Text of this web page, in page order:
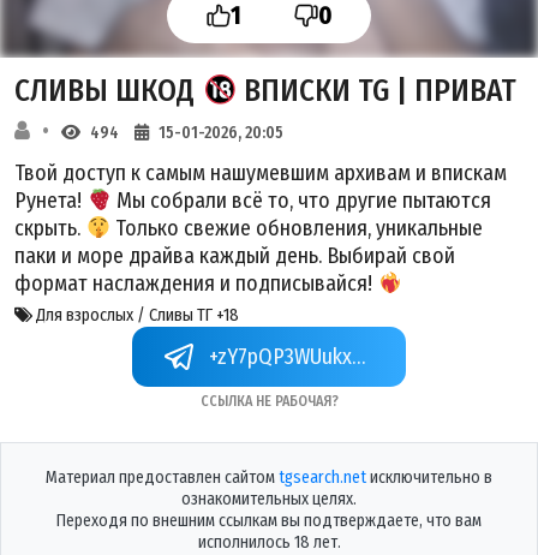
1 0
СЛИВЫ ШКОД ВПИСКИ TG | ПРИВАТ
494 15-01-2026, 20:05
Твой доступ к самым нашумевшим архивам и впискам
Рунета!
Мы собрали всё то, что другие пытаются
скрыть.
Только свежие обновления, уникальные
паки и море драйва каждый день. Выбирай свой
формат наслаждения и подписывайся!
Для взрослых / Сливы ТГ +18
+zY7pQP3WUukxMThi
Ссылка не рабочая?
Материал предоставлен сайтомtgsearch.netисключительно в
ознакомительных целях.
Переходя по внешним ссылкам вы подтверждаете, что вам
исполнилось 18 лет.